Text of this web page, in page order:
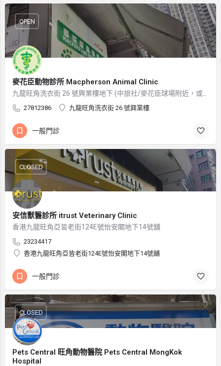
麥花臣動物診所 Macpherson Animal Clinic
27812386 九龍旺角洗衣街 26 號興業樓
OPEN
一般門診
安信獸醫診所 itrust Veterinary Clinic
香港九龍旺角亞皆老街124E號怡安閣地下14號舖
23234417
香港九龍旺角亞皆老街124E號怡安閣地下14號舖
CLOSED
一般門診
Pets Central 旺角動物醫院 Pets Central MongKok
Hospital
CLOSED